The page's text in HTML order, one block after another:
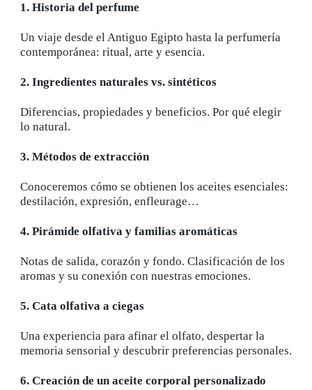
1. Historia del perfume
Un viaje desde el Antiguo Egipto hasta la perfumería
contemporánea: ritual, arte y esencia.
2. Ingredientes naturales vs. sintéticos
Diferencias, propiedades y beneficios. Por qué elegir
lo natural.
3. Métodos de extracción
Conoceremos cómo se obtienen los aceites esenciales:
destilación, expresión, enfleurage…
4. Pirámide olfativa y familias aromáticas
Notas de salida, corazón y fondo. Clasificación de los
aromas y su conexión con nuestras emociones.
5. Cata olfativa a ciegas
Una experiencia para afinar el olfato, despertar la
memoria sensorial y descubrir preferencias personales.
6. Creación de un aceite corporal personalizado